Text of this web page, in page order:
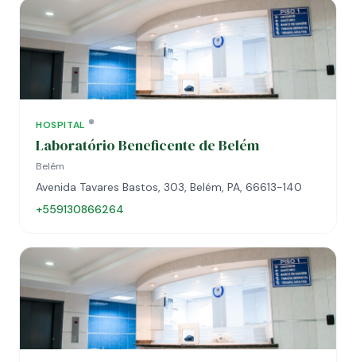
HOSPITAL
Laboratório Beneficente de Belém
Belém
Avenida Tavares Bastos, 303, Belém, PA, 66613-140
+559130866264